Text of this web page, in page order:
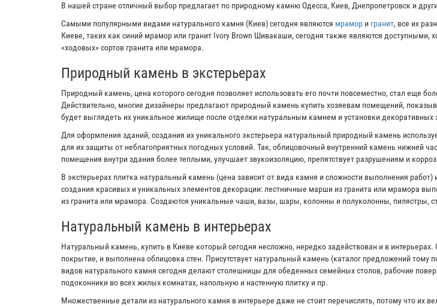
В нашей стране отличный выбор предлагает по природному камню Одесса, Киев, Днепропетровск и
Самыми популярными видами натурального камня (Киев) сегодня являются мрамор и гранит, все их
Киеве, таких как синий мрамор или гранит Ivory Brown Шивакаши, сегодня также являются доступными,
«ходовых» сортов гранита или мрамора.
Природный камень в экстерьерах
Природный камень, цена которого сегодня позволяет использовать его почти повсеместно, стал еще
Действительно, многие дизайнеры предлагают природный камень купить хозяевам помещений,
будет выглядеть их уникальное жилище после отделки натуральным камнем и установки декоративных
Для оформления зданий, создания их уникального экстерьера натуральный природный камень
для их защиты от неблагоприятных погодных условий. Так, облицовочный внутренний камень нижней
помещения внутри здания более теплыми, улучшает звукоизоляцию, препятствует разрушениям и
В экстерьерах плитка натуральный камень (цена зависит от вида камня и сложности выполнения работ)
создания красивых и уникальных элементов декорации: лестничные марши из гранита или мрамора
из гранита или мрамора. Создаются уникальные чаши, вазы, шары, колонны и полуколонны, пилястры,
Натуральный камень в интерьерах
Натуральный камень, купить в Киеве который сегодня несложно, нередко задействован и в
покрытие, и выполнена облицовка стен. Присутствует натуральный камень (каталог предложений
видов натурального камня сегодня делают столешницы для обеденных семейных столов, рабочие
подоконники во всех жилых комнатах, напольную и настенную плитку и пр.
Множественные детали из натурального камня в интерьере даже не стоит перечислять, потому что